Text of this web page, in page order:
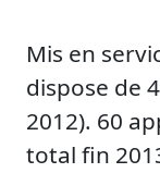
Mis en
dispose de
2012). 60
total fin